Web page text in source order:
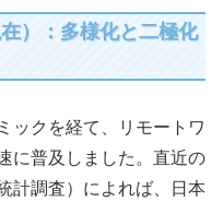
）：多様化と二極化
ックを経て、リモートワ
に普及しました。直近の
計調査）によれば、日本